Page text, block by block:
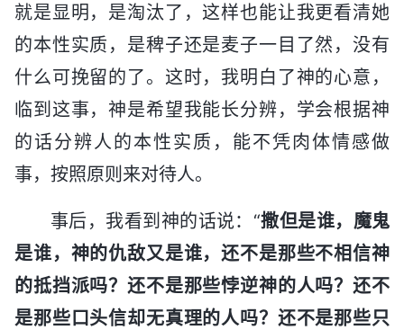
就是显明，是淘汰了，这样也能让我更看清她
的本性实质，是稗子还是麦子一目了然，没有
什么可挽留的了。这时，我明白了神的心意，
临到这事，神是希望我能长分辨，学会根据神
的话分辨人的本性实质，能不凭肉体情感做
事，按照原则来对待人。
事后，我看到神的话说：“撒但是谁，魔鬼
是谁，神的仇敌又是谁，还不是那些不相信神
的抵挡派吗？还不是那些悖逆神的人吗？还不
是那些口头信却无真理的人吗？还不是那些只